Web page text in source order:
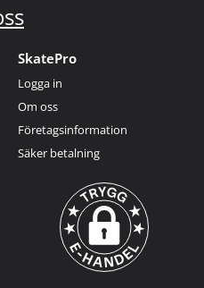
SkatePro
Logga in
Om oss
Företagsinformation
Säker betalning